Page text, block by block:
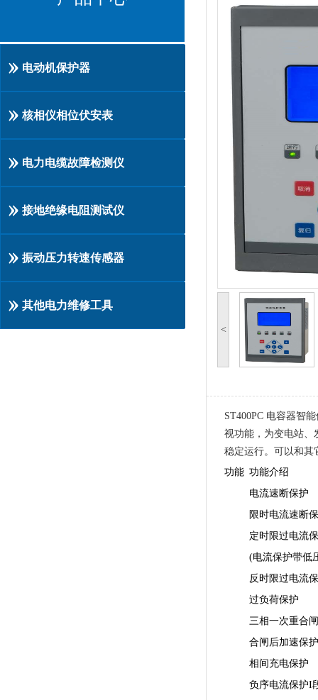
电动机保护器
核相仪相位伏安表
电力电缆故障检测仪
接地绝缘电阻测试仪
振动压力转速传感器
其他电力维修工具
<
ST400PC 电容器智能
视功能，为变电站、
稳定运行。可以和其
功能 功能介绍
电流速断保护
限时电流速断
定时限过电流
(电流保护带低
反时限过电流
过负荷保护
三相一次重合闸
合闸后加速保护
相间充电保护
负序电流保护I